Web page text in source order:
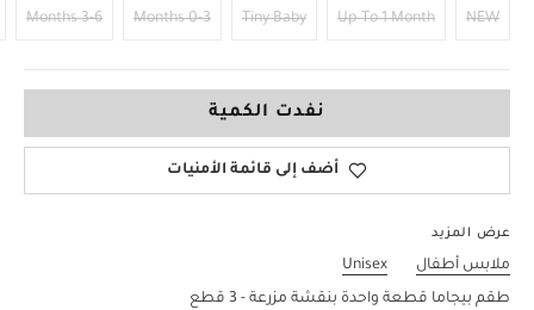
NEW
Up To 1 Month
Tiny Baby
0-3 Months
3-6 Months
نفدت الكمية
أضف إلى قائمة الأمنيات
عرض المزيد
ملابس أطفال
Unisex
طقم بيجاما قطعة واحدة بنقشة مزرعة - 3 قطع